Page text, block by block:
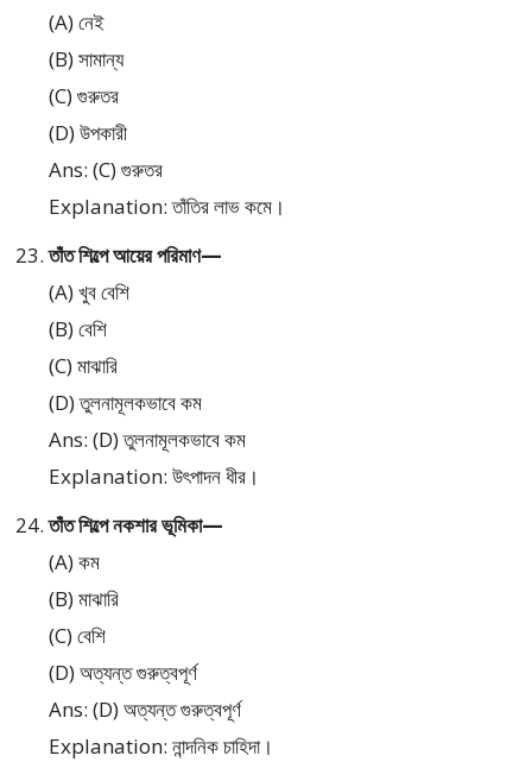
(A) নেই
(B) সামান্য
(C) গুরুতর
(D) উপকারী
Ans: (C) গুরুতর
Explanation: তাঁতির লাভ কমে।
তাঁত শিল্পে আয়ের পরিমাণ—
(A) খুব বেশি
(B) বেশি
(C) মাঝারি
(D) তুলনামূলকভাবে কম
Ans: (D) তুলনামূলকভাবে কম
Explanation: উৎপাদন ধীর।
তাঁত শিল্পে নকশার ভূমিকা—
(A) কম
(B) মাঝারি
(C) বেশি
(D) অত্যন্ত গুরুত্বপূর্ণ
Ans: (D) অত্যন্ত গুরুত্বপূর্ণ
Explanation: নান্দনিক চাহিদা।